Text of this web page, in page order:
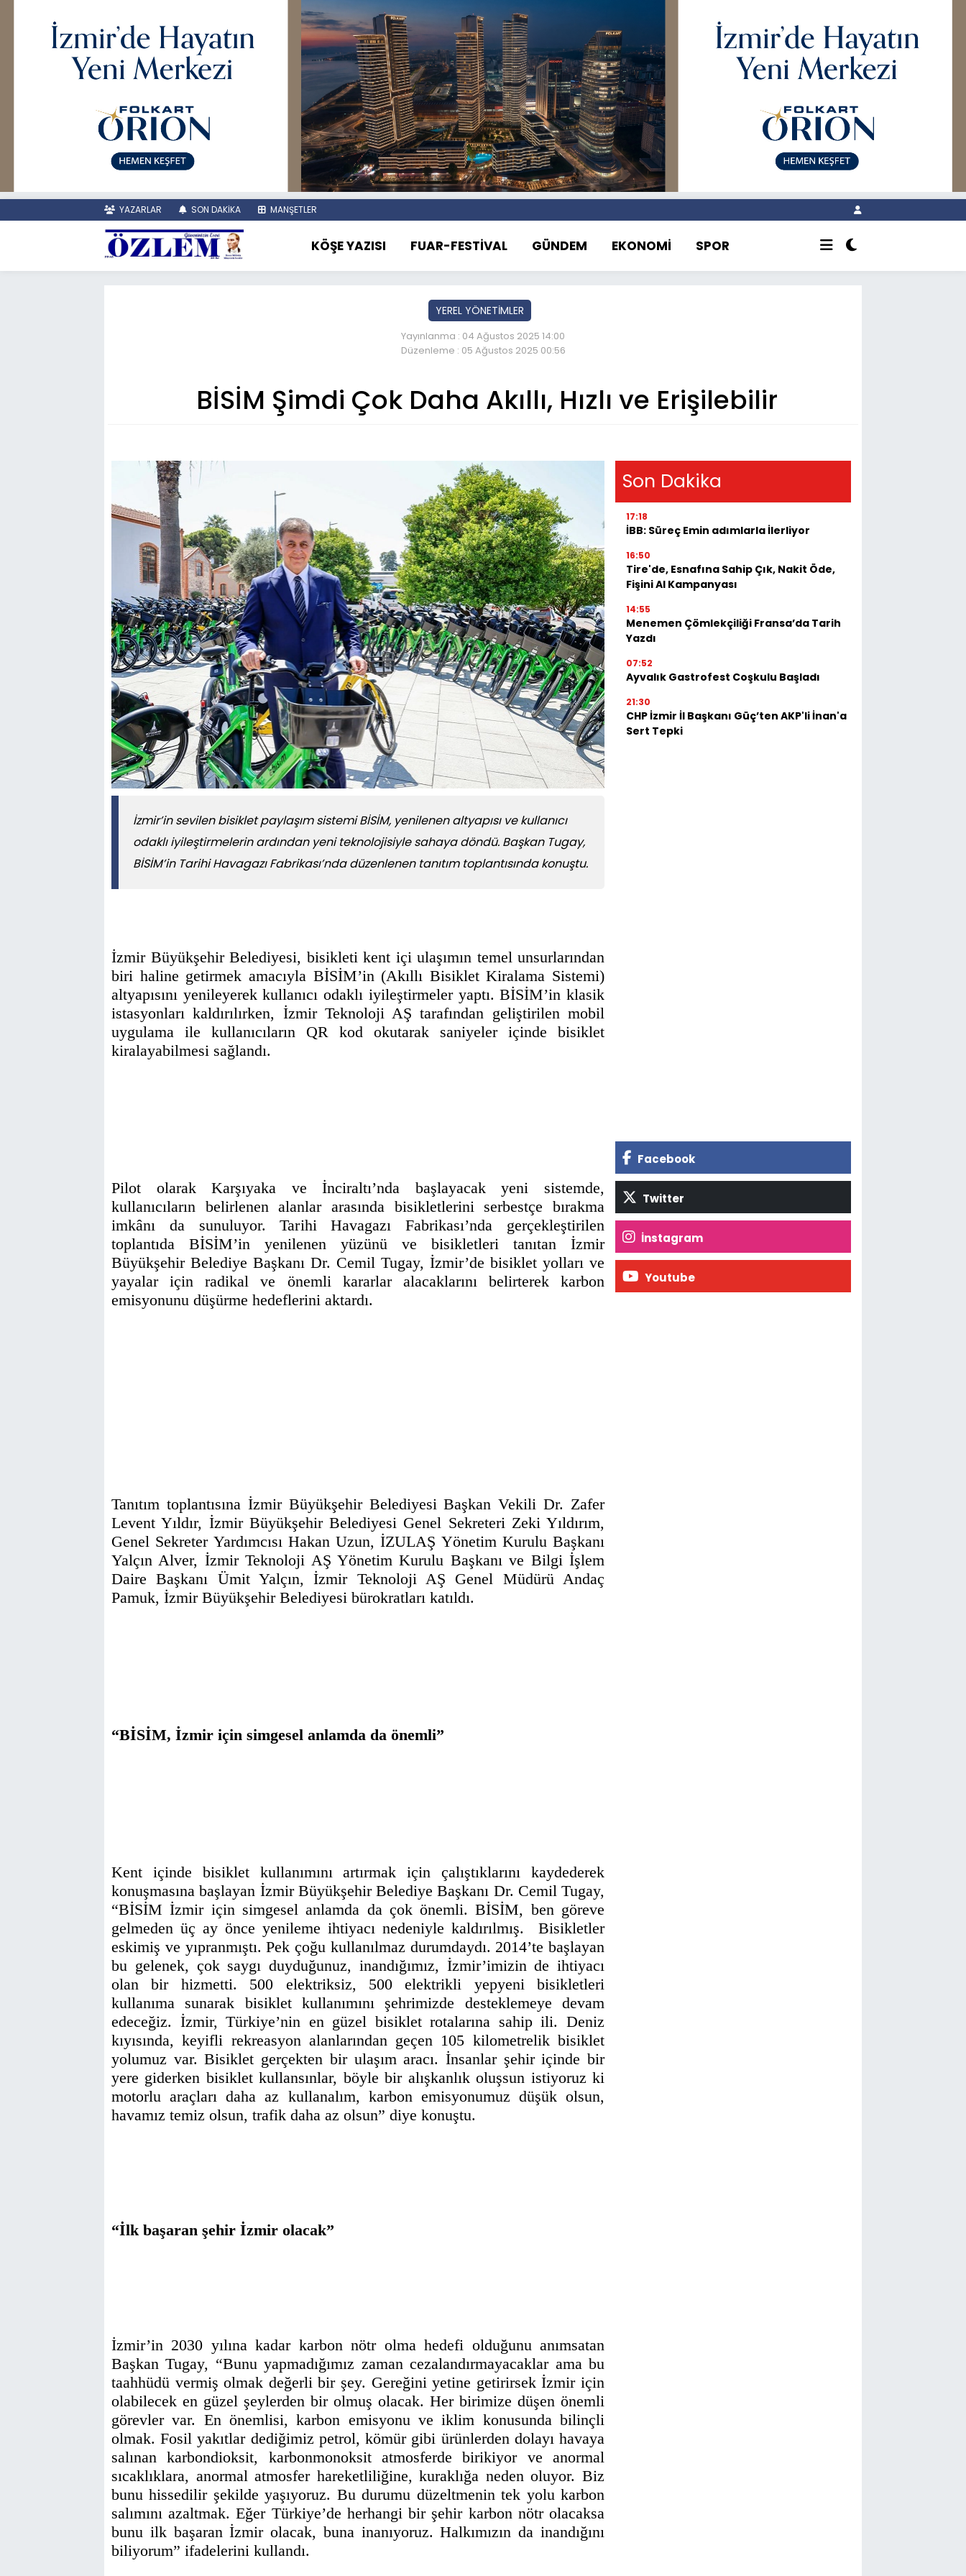
YAZARLAR SON DAKİKA MANŞETLER
KÖŞE YAZISI FUAR-FESTİVAL GÜNDEM EKONOMİ SPOR
YEREL YÖNETİMLER
Yayınlanma : 04 Ağustos 2025 14:00
Düzenleme : 05 Ağustos 2025 00:56
BİSİM Şimdi Çok Daha Akıllı, Hızlı ve Erişilebilir
İzmir’in sevilen bisiklet paylaşım sistemi BİSİM, yenilenen altyapısı ve kullanıcı
odaklı iyileştirmelerin ardından yeni teknolojisiyle sahaya döndü. Başkan Tugay,
BİSİM’in Tarihi Havagazı Fabrikası’nda düzenlenen tanıtım toplantısında konuştu.
İzmir Büyükşehir Belediyesi, bisikleti kent içi ulaşımın temel unsurlarından
biri haline getirmek amacıyla BİSİM’in (Akıllı Bisiklet Kiralama Sistemi)
altyapısını yenileyerek kullanıcı odaklı iyileştirmeler yaptı. BİSİM’in klasik
istasyonları kaldırılırken, İzmir Teknoloji AŞ tarafından geliştirilen mobil
uygulama ile kullanıcıların QR kod okutarak saniyeler içinde bisiklet
kiralayabilmesi sağlandı.
Pilot olarak Karşıyaka ve İnciraltı’nda başlayacak yeni sistemde,
kullanıcıların belirlenen alanlar arasında bisikletlerini serbestçe bırakma
imkânı da sunuluyor. Tarihi Havagazı Fabrikası’nda gerçekleştirilen
toplantıda BİSİM’in yenilenen yüzünü ve bisikletleri tanıtan İzmir
Büyükşehir Belediye Başkanı Dr. Cemil Tugay, İzmir’de bisiklet yolları ve
yayalar için radikal ve önemli kararlar alacaklarını belirterek karbon
emisyonunu düşürme hedeflerini aktardı.
Tanıtım toplantısına İzmir Büyükşehir Belediyesi Başkan Vekili Dr. Zafer
Levent Yıldır, İzmir Büyükşehir Belediyesi Genel Sekreteri Zeki Yıldırım,
Genel Sekreter Yardımcısı Hakan Uzun, İZULAŞ Yönetim Kurulu Başkanı
Yalçın Alver, İzmir Teknoloji AŞ Yönetim Kurulu Başkanı ve Bilgi İşlem
Daire Başkanı Ümit Yalçın, İzmir Teknoloji AŞ Genel Müdürü Andaç
Pamuk, İzmir Büyükşehir Belediyesi bürokratları katıldı.
“BİSİM, İzmir için simgesel anlamda da önemli”
Kent içinde bisiklet kullanımını artırmak için çalıştıklarını kaydederek
konuşmasına başlayan İzmir Büyükşehir Belediye Başkanı Dr. Cemil Tugay,
“BİSİM İzmir için simgesel anlamda da çok önemli. BİSİM, ben göreve
gelmeden üç ay önce yenileme ihtiyacı nedeniyle kaldırılmış. Bisikletler
eskimiş ve yıpranmıştı. Pek çoğu kullanılmaz durumdaydı. 2014’te başlayan
bu gelenek, çok saygı duyduğunuz, inandığımız, İzmir’imizin de ihtiyacı
olan bir hizmetti. 500 elektriksiz, 500 elektrikli yepyeni bisikletleri
kullanıma sunarak bisiklet kullanımını şehrimizde desteklemeye devam
edeceğiz. İzmir, Türkiye’nin en güzel bisiklet rotalarına sahip ili. Deniz
kıyısında, keyifli rekreasyon alanlarından geçen 105 kilometrelik bisiklet
yolumuz var. Bisiklet gerçekten bir ulaşım aracı. İnsanlar şehir içinde bir
yere giderken bisiklet kullansınlar, böyle bir alışkanlık oluşsun istiyoruz ki
motorlu araçları daha az kullanalım, karbon emisyonumuz düşük olsun,
havamız temiz olsun, trafik daha az olsun” diye konuştu.
“İlk başaran şehir İzmir olacak”
İzmir’in 2030 yılına kadar karbon nötr olma hedefi olduğunu anımsatan
Başkan Tugay, “Bunu yapmadığımız zaman cezalandırmayacaklar ama bu
taahhüdü vermiş olmak değerli bir şey. Gereğini yetine getirirsek İzmir için
olabilecek en güzel şeylerden bir olmuş olacak. Her birimize düşen önemli
görevler var. En önemlisi, karbon emisyonu ve iklim konusunda bilinçli
olmak. Fosil yakıtlar dediğimiz petrol, kömür gibi ürünlerden dolayı havaya
salınan karbondioksit, karbonmonoksit atmosferde birikiyor ve anormal
sıcaklıklara, anormal atmosfer hareketliliğine, kuraklığa neden oluyor. Biz
bunu hissedilir şekilde yaşıyoruz. Bu durumu düzeltmenin tek yolu karbon
salımını azaltmak. Eğer Türkiye’de herhangi bir şehir karbon nötr olacaksa
bunu ilk başaran İzmir olacak, buna inanıyoruz. Halkımızın da inandığını
biliyorum” ifadelerini kullandı.
Son Dakika
17:18
İBB: Süreç Emin adımlarla İlerliyor
16:50
Tire'de, Esnafına Sahip Çık, Nakit Öde,
Fişini Al Kampanyası
14:55
Menemen Çömlekçiliği Fransa’da Tarih
Yazdı
07:52
Ayvalık Gastrofest Coşkulu Başladı
21:30
CHP İzmir İl Başkanı Güç’ten AKP'li İnan'a
Sert Tepki
Facebook
Twitter
İnstagram
Youtube